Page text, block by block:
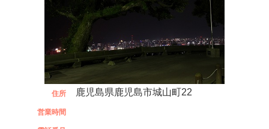
住所 鹿児島県鹿児島市城山町22
営業時間